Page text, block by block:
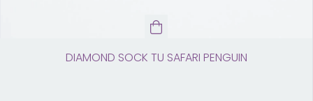
DIAMOND SOCK TU SAFARI PENGUIN